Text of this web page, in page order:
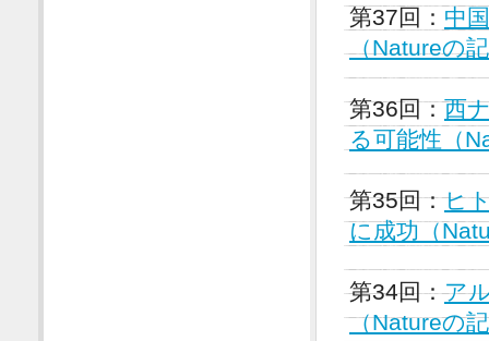
第37回： 中
（Natureの
第36回：西
る可能性（
第35回：ヒ
に成功（
第34回：ア
（Natureの